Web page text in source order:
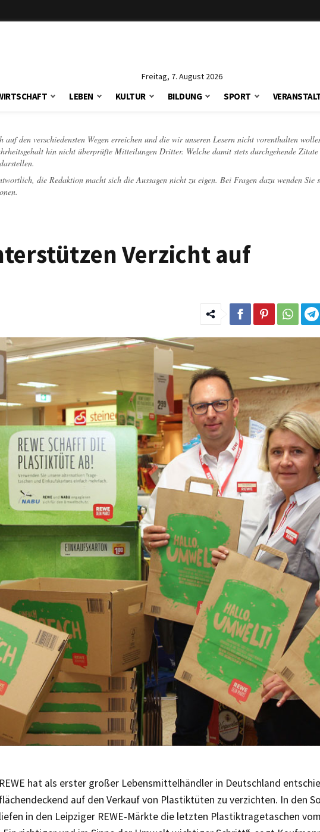
Freitag, 7. August 2026
LEBEN KULTUR BILDUNG SPORT
den verschiedensten Wegen erreichen und die wir unseren Lesern nicht vorenthalten
hin nicht überprüfte Mitteilungen Dritter. Welche damit stets durchgehende
die Redaktion macht sich die Aussagen nicht zu eigen. Bei Fragen dazu wenden Sie
Verzicht auf
REWE hat als erster großer Lebensmittelhändler in Deutschland
flächendeckend auf den Verkauf von Plastiktüten zu verzichten. In den
liefen in den Leipziger REWE-Märkte die letzten Plastiktragetaschen